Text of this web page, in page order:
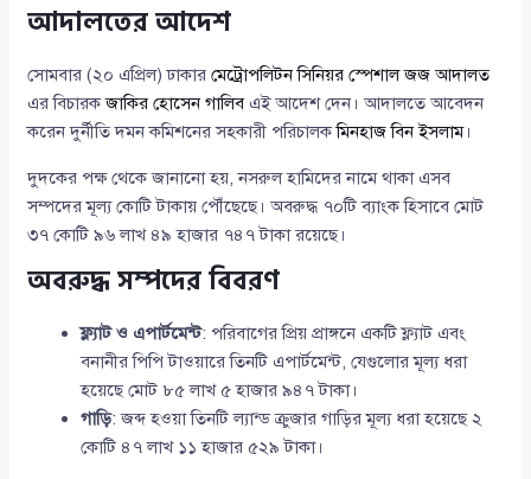
আদালতের আদেশ
সোমবার (২০ এপ্রিল) ঢাকারমেট্রোপলিটন সিনিয়র স্পেশাল জজ আদালত
এর বিচারকজাকির হোসেন গালিবএই আদেশ দেন। আদালতে আবেদন
করেন দুর্নীতি দমন কমিশনের সহকারী পরিচালকমিনহাজ বিন ইসলাম।
দুদকের পক্ষ থেকে জানানো হয়, নসরুল হামিদের নামে থাকা এসব
সম্পদের মূল্য কোটি টাকায় পৌঁছেছে। অবরুদ্ধ ৭০টি ব্যাংক হিসাবে মোট
৩৭ কোটি ৯৬ লাখ ৪৯ হাজার ৭৪৭ টাকা রয়েছে।
অবরুদ্ধ সম্পদের বিবরণ
ফ্ল্যাট ও এপার্টমেন্ট: পরিবাগের প্রিয় প্রাঙ্গনে একটি ফ্ল্যাট এবং
বনানীর পিপি টাওয়ারে তিনটি এপার্টমেন্ট, যেগুলোর মূল্য ধরা
হয়েছে মোট ৮৫ লাখ ৫ হাজার ৯৪৭ টাকা।
গাড়ি: জব্দ হওয়া তিনটি ল্যান্ড ক্রুজার গাড়ির মূল্য ধরা হয়েছে ২
কোটি ৪৭ লাখ ১১ হাজার ৫২৯ টাকা।